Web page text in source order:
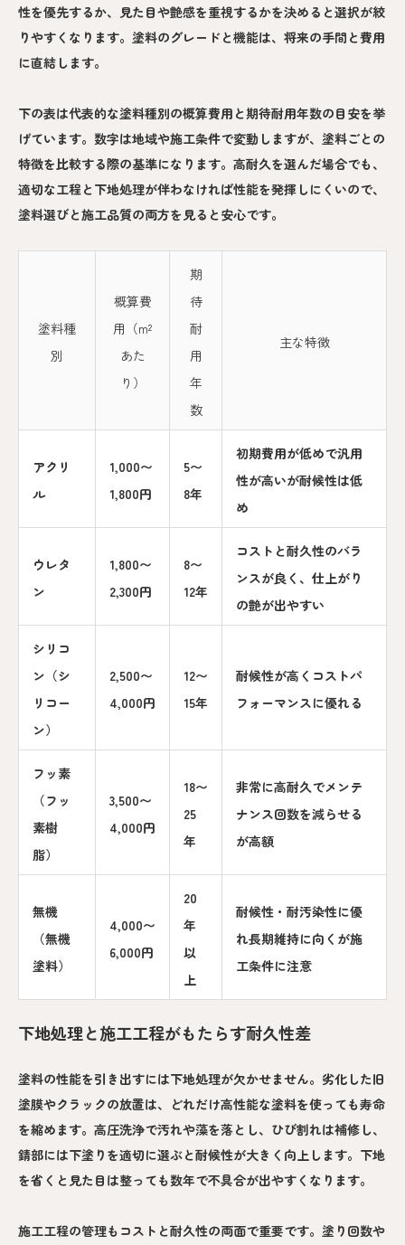
性を優先するか、見た目や艶感を重視するかを決めると選択が絞
りやすくなります。塗料のグレードと機能は、将来の手間と費用
に直結します。
下の表は代表的な塗料種別の概算費用と期待耐用年数の目安を挙
げています。数字は地域や施工条件で変動しますが、塗料ごとの
特徴を比較する際の基準になります。高耐久を選んだ場合でも、
適切な工程と下地処理が伴わなければ性能を発揮しにくいので、
塗料選びと施工品質の両方を見ると安心です。
塗料種
別
概算費
用（m²
あた
り）
期
待
耐
用
年
数
主な特徴
アクリ
ル
1,000〜
1,800円
5〜
8年
初期費用が低めで汎用
性が高いが耐候性は低
め
ウレタ
ン
1,800〜
2,300円
8〜
12年
コストと耐久性のバラ
ンスが良く、仕上がり
の艶が出やすい
シリコ
ン（シ
リコー
ン）
2,500〜
4,000円
12〜
15年
耐候性が高くコストパ
フォーマンスに優れる
フッ素
（フッ
素樹
脂）
3,500〜
4,000円
18〜
25
年
非常に高耐久でメンテ
ナンス回数を減らせる
が高額
無機
（無機
塗料）
4,000〜
6,000円
20
年
以
上
耐候性・耐汚染性に優
れ長期維持に向くが施
工条件に注意
下地処理と施工工程がもたらす耐久性差
塗料の性能を引き出すには下地処理が欠かせません。劣化した旧
塗膜やクラックの放置は、どれだけ高性能な塗料を使っても寿命
を縮めます。高圧洗浄で汚れや藻を落とし、ひび割れは補修し、
錆部には下塗りを適切に選ぶと耐候性が大きく向上します。下地
を省くと見た目は整っても数年で不具合が出やすくなります。
施工工程の管理もコストと耐久性の両面で重要です。塗り回数や